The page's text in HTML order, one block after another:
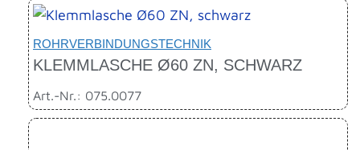
ROHRVERBINDUNGSTECHNIK
KLEMMLASCHE Ø60 ZN, SCHWARZ
Art.-Nr.: 075.0077